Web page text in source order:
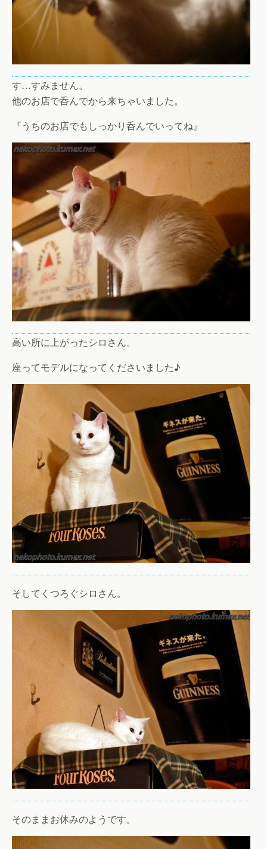
す…すみません。
他のお店で呑んでから来ちゃいました。
『うちのお店でもしっかり呑んでいってね』
高い所に上がったシロさん。
座ってモデルになってくださいました♪
そしてくつろぐシロさん。
そのままお休みのようです。